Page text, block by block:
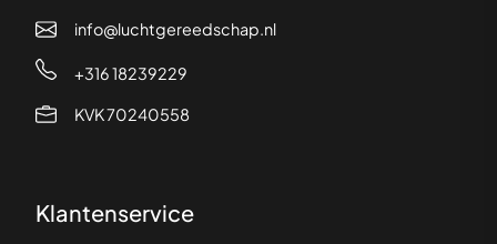
info@luchtgereedschap.nl
+316 18239229
KVK 70240558
Klantenservice